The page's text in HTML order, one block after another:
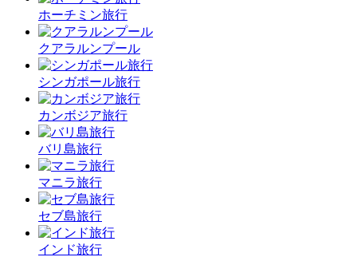
ホーチミン旅行
クアラルンプール
シンガポール旅行
カンボジア旅行
バリ島旅行
マニラ旅行
セブ島旅行
インド旅行